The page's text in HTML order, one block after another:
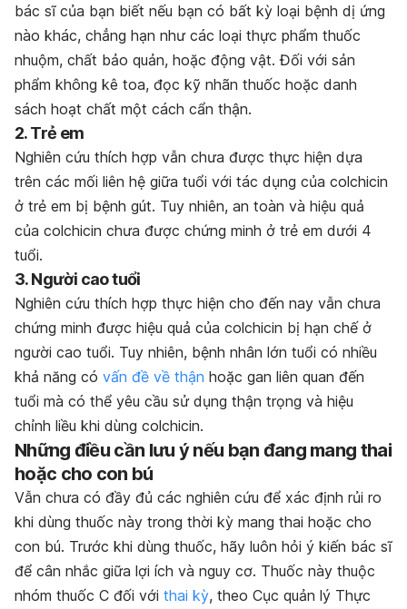
bác sĩ của bạn biết nếu bạn có bất kỳ loại bệnh dị ứng
nào khác, chẳng hạn như các loại thực phẩm thuốc
nhuộm, chất bảo quản, hoặc động vật. Đối với sản
phẩm không kê toa, đọc kỹ nhãn thuốc hoặc danh
sách hoạt chất một cách cẩn thận.
2. Trẻ em
Nghiên cứu thích hợp vẫn chưa được thực hiện dựa
trên các mối liên hệ giữa tuổi với tác dụng của colchicin
ở trẻ em bị bệnh gút. Tuy nhiên, an toàn và hiệu quả
của colchicin chưa được chứng minh ở trẻ em dưới 4
tuổi.
3. Người cao tuổi
Nghiên cứu thích hợp thực hiện cho đến nay vẫn chưa
chứng minh được hiệu quả của colchicin bị hạn chế ở
người cao tuổi. Tuy nhiên, bệnh nhân lớn tuổi có nhiều
khả năng có vấn đề về thận hoặc gan liên quan đến
tuổi mà có thể yêu cầu sử dụng thận trọng và hiệu
chỉnh liều khi dùng colchicin.
Những điều cần lưu ý nếu bạn đang mang thai
hoặc cho con bú
Vẫn chưa có đầy đủ các nghiên cứu để xác định rủi ro
khi dùng thuốc này trong thời kỳ mang thai hoặc cho
con bú. Trước khi dùng thuốc, hãy luôn hỏi ý kiến bác sĩ
để cân nhắc giữa lợi ích và nguy cơ. Thuốc này thuộc
nhóm thuốc C đối với thai kỳ, theo Cục quản lý Thực